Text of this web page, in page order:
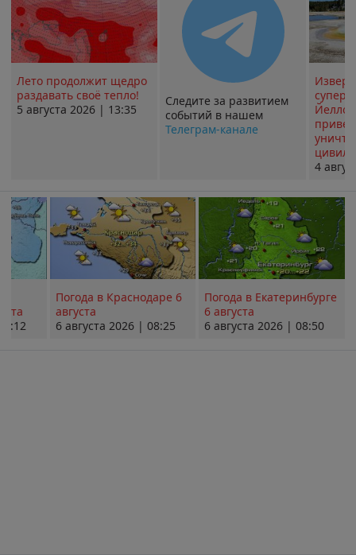
Лето продолжит щедро
раздавать своё тепло!
5 августа 2026 | 13:35
Следите за развитием
событий в нашем
Телеграм-канале
4
Погода в Краснодаре 6
августа
6 августа 2026 | 08:25
Погода в Екатеринбурге
6 августа
6 августа 2026 | 08:50